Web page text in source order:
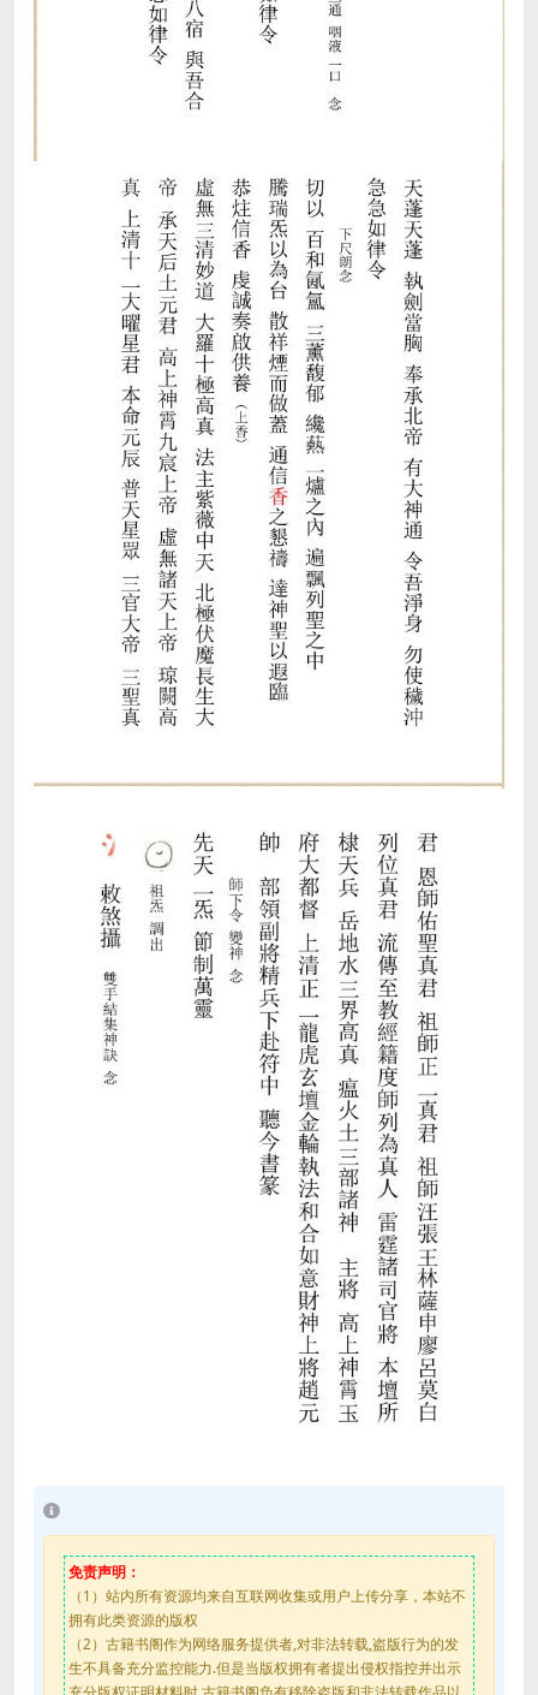
免责声明：
（1）站内所有资源均来自互联网收集或用户上传分享，本站不
拥有此类资源的版权
（2）古籍书阁作为网络服务提供者,对非法转载,盗版行为的发
生不具备充分监控能力.但是当版权拥有者提出侵权指控并出示
充分版权证明材料时,古籍书阁负有移除盗版和非法转载作品以